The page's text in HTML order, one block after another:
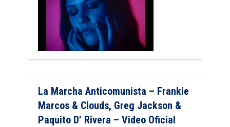
La Marcha Anticomunista – Frankie
Marcos & Clouds, Greg Jackson &
Paquito D’ Rivera – Video Oficial